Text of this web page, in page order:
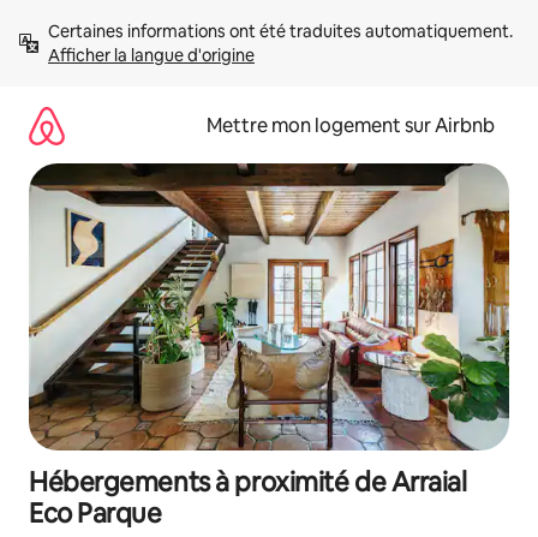
directement
Afficher la langue d'origine
Mettre mon logement sur Airbnb
Hébergements à proximité de Arraial
Eco Parque